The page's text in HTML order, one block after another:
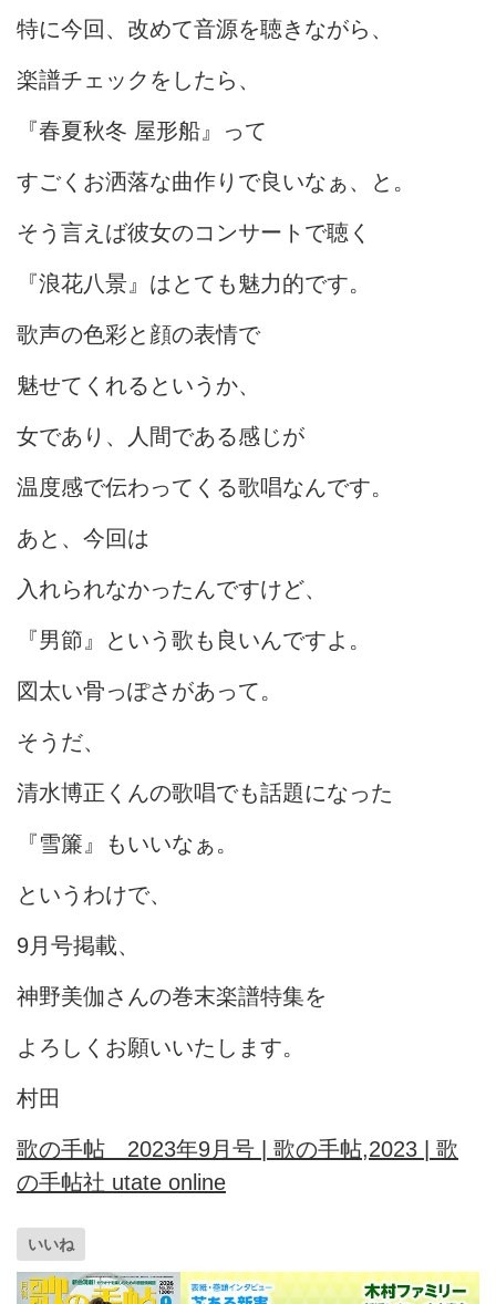
特に今回、改めて音源を聴きながら、
楽譜チェックをしたら、
『春夏秋冬 屋形船』って
すごくお洒落な曲作りで良いなぁ、と。
そう言えば彼女のコンサートで聴く
『浪花八景』はとても魅力的です。
歌声の色彩と顔の表情で
魅せてくれるというか、
女であり、人間である感じが
温度感で伝わってくる歌唱なんです。
あと、今回は
入れられなかったんですけど、
『男節』という歌も良いんですよ。
図太い骨っぽさがあって。
そうだ、
清水博正くんの歌唱でも話題になった
『雪簾』もいいなぁ。
というわけで、
9月号掲載、
神野美伽さんの巻末楽譜特集を
よろしくお願いいたします。
村田
歌の手帖 2023年9月号 | 歌の手帖,2023 | 歌
の手帖社 utate online
いいね